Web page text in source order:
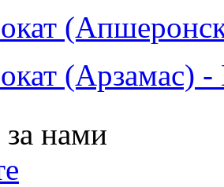
(Арзамас) -
нами